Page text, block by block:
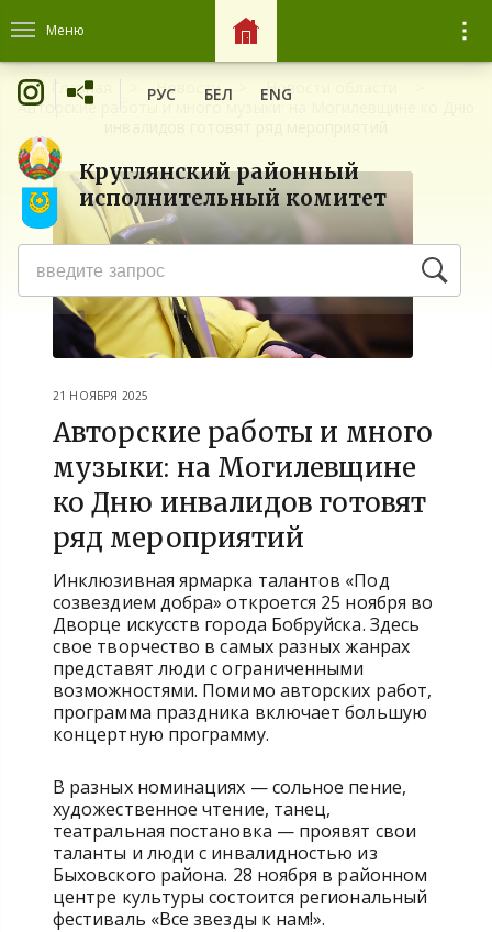
Меню
Круглянский районный
исполнительный комитет
РУС БЕЛ ENG
Главная Новости
Новости области
Авторские работы и много музыки: на Могилевщине ко Дню
21 НОЯБРЯ 2025
Авторские работы и много
музыки: на Могилевщине
ко Дню инвалидов готовят
ряд мероприятий
Инклюзивная ярмарка талантов «Под
созвездием добра» откроется 25 ноября во
Дворце искусств города Бобруйска. Здесь
свое творчество в самых разных жанрах
представят люди с ограниченными
возможностями. Помимо авторских работ,
программа праздника включает большую
концертную программу.
В разных номинациях — сольное пение,
художественное чтение, танец,
театральная постановка — проявят свои
таланты и люди с инвалидностью из
Быховского района. 28 ноября в районном
центре культуры состоится региональный
фестиваль «Все звезды к нам!».